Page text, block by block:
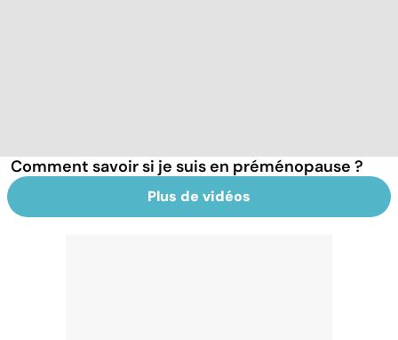
Comment savoir si je suis en préménopause ?
Plus de vidéos